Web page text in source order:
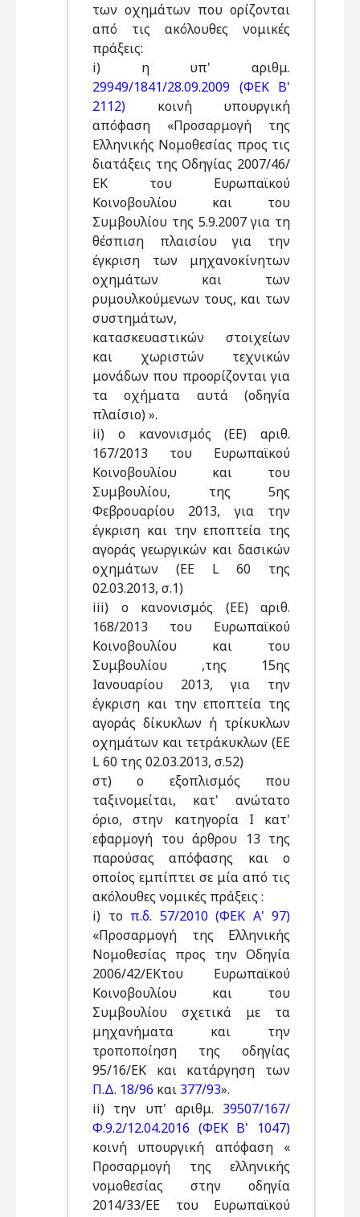
των οχημάτων που ορίζονται
από τις ακόλουθες νομικές
πράξεις:
i) η υπ' αριθμ.
29949/1841/28.09.2009 (ΦΕΚ Β'
2112) κοινή υπουργική
απόφαση «Προσαρμογή της
Ελληνικής Νομοθεσίας προς τις
διατάξεις της Οδηγίας 2007/46/
ΕΚ του Ευρωπαϊκού
Κοινοβουλίου και του
Συμβουλίου της 5.9.2007 για τη
θέσπιση πλαισίου για την
έγκριση των μηχανοκίνητων
οχημάτων και των
ρυμουλκούμενων τους, και των
συστημάτων,
κατασκευαστικών στοιχείων
και χωριστών τεχνικών
μονάδων που προορίζονται για
τα οχήματα αυτά (οδηγία
πλαίσιο) ».
ii) ο κανονισμός (ΕΕ) αριθ.
167/2013 του Ευρωπαϊκού
Κοινοβουλίου και του
Συμβουλίου, της 5ης
Φεβρουαρίου 2013, για την
έγκριση και την εποπτεία της
αγοράς γεωργικών και δασικών
οχημάτων (ΕΕ L 60 της
02.03.2013, σ.1)
iii) ο κανονισμός (ΕΕ) αριθ.
168/2013 του Ευρωπαϊκού
Κοινοβουλίου και του
Συμβουλίου ,της 15ης
Ιανουαρίου 2013, για την
έγκριση και την εποπτεία της
αγοράς δίκυκλων ή τρίκυκλων
οχημάτων και τετράκυκλων (ΕΕ
L 60 της 02.03.2013, σ.52)
στ) ο εξοπλισμός που
ταξινομείται, κατ' ανώτατο
όριο, στην κατηγορία I κατ'
εφαρμογή του άρθρου 13 της
παρούσας απόφασης και ο
οποίος εμπίπτει σε μία από τις
ακόλουθες νομικές πράξεις :
i) το π.δ. 57/2010 (ΦΕΚ Α' 97)
«Προσαρμογή της Ελληνικής
Νομοθεσίας προς την Οδηγία
2006/42/ΕΚτου Ευρωπαϊκού
Κοινοβουλίου και του
Συμβουλίου σχετικά με τα
μηχανήματα και την
τροποποίηση της οδηγίας
95/16/ΕΚ και κατάργηση των
Π.Δ. 18/96 και 377/93».
ii) την υπ' αριθμ. 39507/167/
Φ.9.2/12.04.2016 (ΦΕΚ Β' 1047)
κοινή υπουργική απόφαση «
Προσαρμογή της ελληνικής
νομοθεσίας στην οδηγία
2014/33/ΕΕ του Ευρωπαϊκού